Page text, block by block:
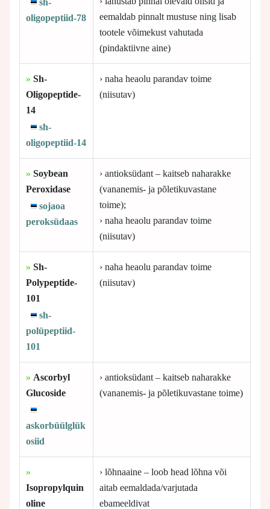
sh-
oligopeptiid-78
eemaldab pinnalt mustuse ning lisab
tootele võimekust vahutada
(pindaktiivne aine)
» Sh-
Oligopeptide-
14
sh-
oligopeptiid-14
› naha heaolu parandav toime
(niisutav)
» Soybean
Peroxidase
sojaoa
peroksüdaas
› antioksüdant – kaitseb naharakke
(vananemis- ja põletikuvastane
toime);
› naha heaolu parandav toime
(niisutav)
» Sh-
Polypeptide-
101
sh-
polüpeptiid-
101
› naha heaolu parandav toime
(niisutav)
» Ascorbyl
Glucoside
askorbüülglük
osiid
› antioksüdant – kaitseb naharakke
(vananemis- ja põletikuvastane toime)
»
Isopropylquin
oline
› lõhnaaine – loob head lõhna või
aitab eemaldada/varjutada
ebameeldivat